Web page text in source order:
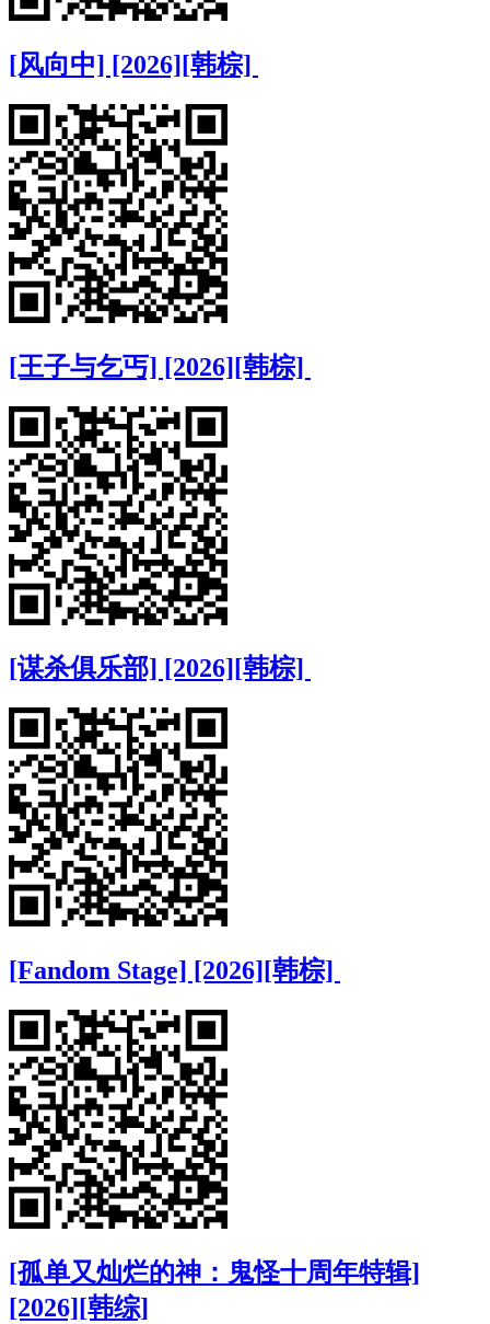
[风向中] [2026][韩棕]
[王子与乞丐] [2026][韩棕]
[谋杀俱乐部] [2026][韩棕]
[Fandom Stage] [2026][韩棕]
[孤单又灿烂的神：鬼怪十周年特辑]
[2026][韩综]